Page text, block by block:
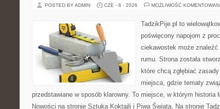
POSTED BY ADMIN CZE - 6 - 2026 MOŻLIWOŚĆ
TadzikPije.pl to
poświęcony napojom z
ciekawostek może
rumu. Strona została
które chcą zgłębiać
miejsca, gdzie tematy
przedstawiane w sposób klarowny. To miejsce, w którym historia
Nowości na stronie Sztuka Koktajli i Piwa Świata. Na stronie